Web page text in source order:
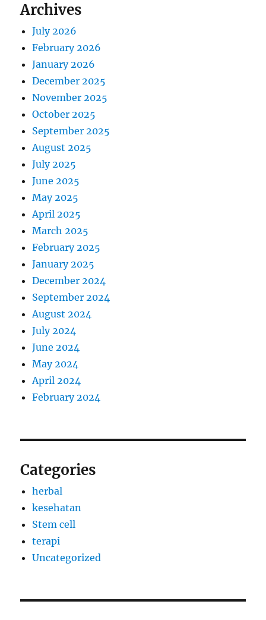
Archives
July 2026
February 2026
January 2026
December 2025
November 2025
October 2025
September 2025
August 2025
July 2025
June 2025
May 2025
April 2025
March 2025
February 2025
January 2025
December 2024
September 2024
August 2024
July 2024
June 2024
May 2024
April 2024
February 2024
Categories
herbal
kesehatan
Stem cell
terapi
Uncategorized